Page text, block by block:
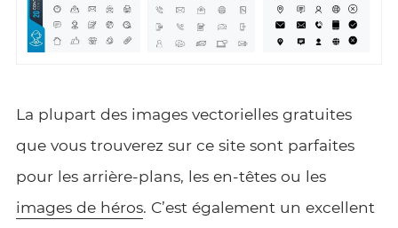
La plupart des images vectorielles gratuites
que vous trouverez sur ce site sont parfaites
pour les arrière-plans, les en-têtes ou les
images de héros. C’est également un excellent